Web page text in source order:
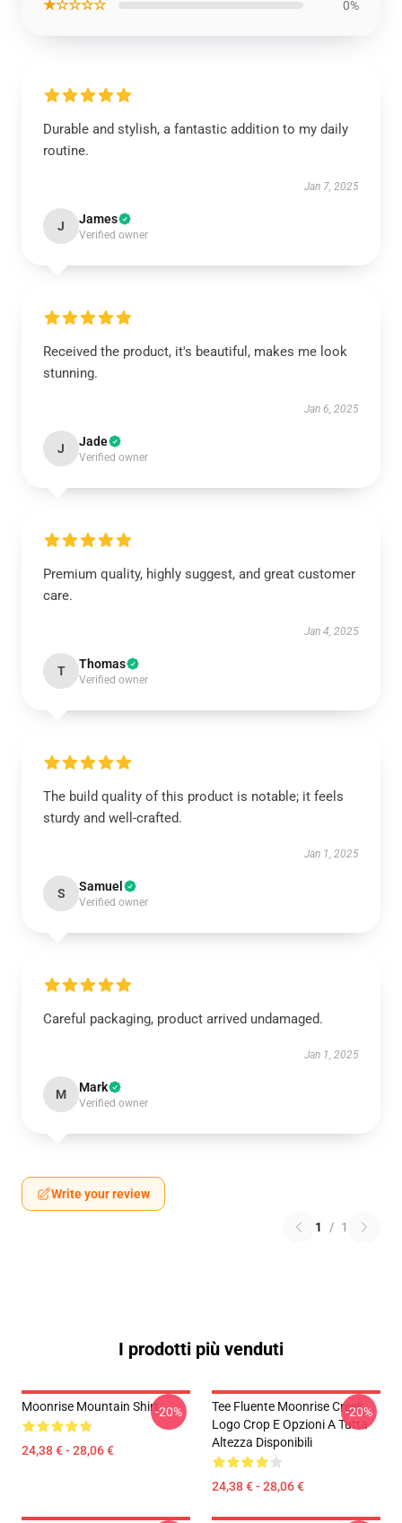
★☆☆☆☆ 0%
Durable and stylish, a fantastic addition to my daily
routine.
Jan 7, 2025
J James
Verified owner
Received the product, it's beautiful, makes me look
stunning.
Jan 6, 2025
J Jade
Verified owner
Premium quality, highly suggest, and great customer
care.
Jan 4, 2025
T Thomas
Verified owner
The build quality of this product is notable; it feels
sturdy and well-crafted.
Jan 1, 2025
S Samuel
Verified owner
Careful packaging, product arrived undamaged.
Jan 1, 2025
M Mark
Verified owner
Write your review
1 / 1
I prodotti più venduti
Moonrise Mountain Shirt
24,38 € - 28,06 €
-20%
Tee Fluente Moonrise Creek
Logo Crop E Opzioni A Tutta
Altezza Disponibili
24,38 € - 28,06 €
-20%